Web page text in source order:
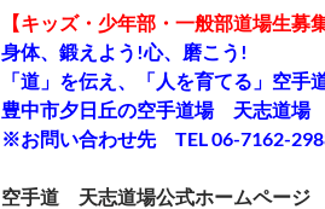
【キッズ・少年部・一般部道場生募
身体、鍛えよう!心、磨こう!
「道」を伝え、「人を育てる」空手
豊中市夕日丘の空手道場 天志道場
※お問い合わせ先 TEL 06-7162-
空手道 天志道場公式ホームページ